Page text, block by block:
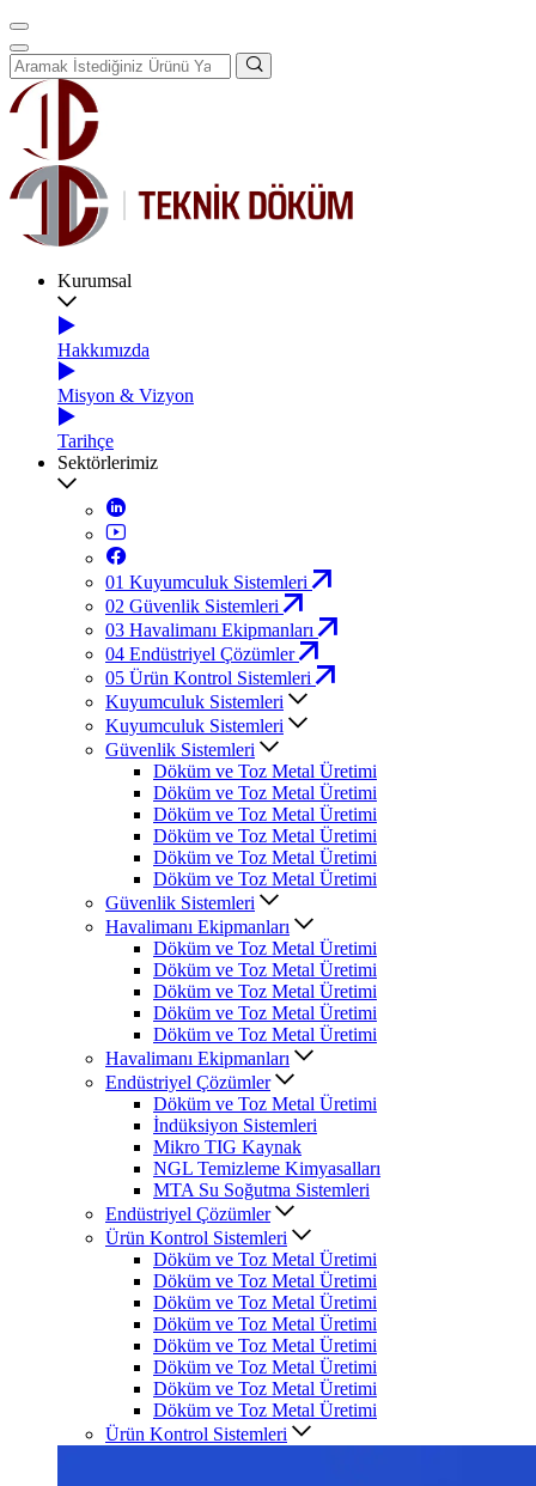
Kurumsal
Hakkımızda
Misyon & Vizyon
Tarihçe
Sektörlerimiz
01 Kuyumculuk Sistemleri
02 Güvenlik Sistemleri
03 Havalimanı Ekipmanları
04 Endüstriyel Çözümler
05 Ürün Kontrol Sistemleri
Kuyumculuk Sistemleri
Kuyumculuk Sistemleri
Güvenlik Sistemleri
Döküm ve Toz Metal Üretimi
Döküm ve Toz Metal Üretimi
Döküm ve Toz Metal Üretimi
Döküm ve Toz Metal Üretimi
Döküm ve Toz Metal Üretimi
Döküm ve Toz Metal Üretimi
Güvenlik Sistemleri
Havalimanı Ekipmanları
Döküm ve Toz Metal Üretimi
Döküm ve Toz Metal Üretimi
Döküm ve Toz Metal Üretimi
Döküm ve Toz Metal Üretimi
Döküm ve Toz Metal Üretimi
Havalimanı Ekipmanları
Endüstriyel Çözümler
Döküm ve Toz Metal Üretimi
İndüksiyon Sistemleri
Mikro TIG Kaynak
NGL Temizleme Kimyasalları
MTA Su Soğutma Sistemleri
Endüstriyel Çözümler
Ürün Kontrol Sistemleri
Döküm ve Toz Metal Üretimi
Döküm ve Toz Metal Üretimi
Döküm ve Toz Metal Üretimi
Döküm ve Toz Metal Üretimi
Döküm ve Toz Metal Üretimi
Döküm ve Toz Metal Üretimi
Döküm ve Toz Metal Üretimi
Döküm ve Toz Metal Üretimi
Ürün Kontrol Sistemleri